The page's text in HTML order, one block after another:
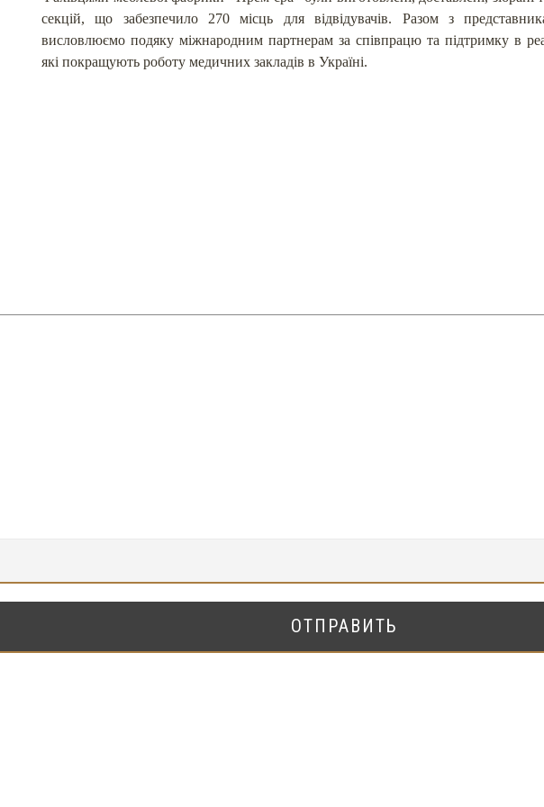
секцій, що забезпечило 270 місць для відвідувачів. Разом з
висловлюємо подяку міжнародним партнерам за співпрацю та підтримку в
які покращують роботу медичних закладів в Україні.